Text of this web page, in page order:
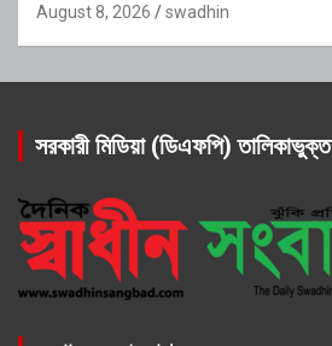
August 8, 2026 swadhin
সরকারী মিডিয়া (ডিএফপি) তালিকাভুক্ত